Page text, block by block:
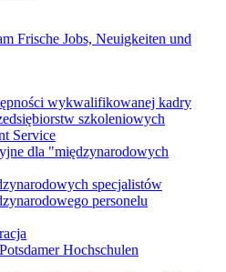
Frische Jobs, Neuigkeiten und
wykwalifikowanej kadry
szkoleniowych
Service
dla "międzynarodowych
specjalistów
personelu